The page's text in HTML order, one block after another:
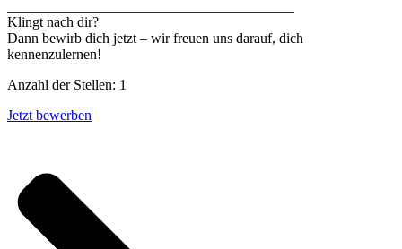
Klingt nach dir?
Dann bewirb dich jetzt – wir freuen uns darauf, dich
kennenzulernen!
Anzahl der Stellen: 1
Jetzt bewerben